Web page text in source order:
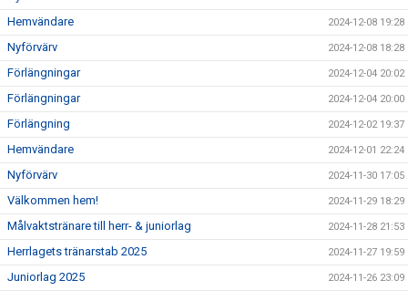
Hemvändare 2024-12-08 19:28
Nyförvärv 2024-12-08 18:28
Förlängningar 2024-12-04 20:02
Förlängningar 2024-12-04 20:00
Förlängning 2024-12-02 19:37
Hemvändare 2024-12-01 22:24
Nyförvärv 2024-11-30 17:05
Välkommen hem! 2024-11-29 18:29
Målvaktstränare till herr- & juniorlag 2024-11-28 21:53
Herrlagets tränarstab 2025 2024-11-27 19:59
Juniorlag 2025 2024-11-26 23:09